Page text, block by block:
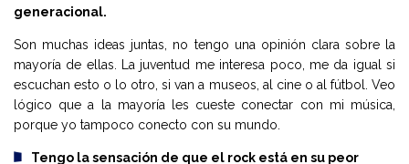
generacional.
Son muchas ideas juntas, no tengo una opinión clara sobre la
mayoría de ellas. La juventud me interesa poco, me da igual si
escuchan esto o lo otro, si van a museos, al cine o al fútbol. Veo
lógico que a la mayoría les cueste conectar con mi música,
porque yo tampoco conecto con su mundo.
Tengo la sensación de que el rock está en su peor